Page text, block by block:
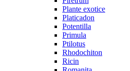
Plante exotice
Platicadon
Potentilla
Primula
Ptilotus
Rhodochiton
Ricin